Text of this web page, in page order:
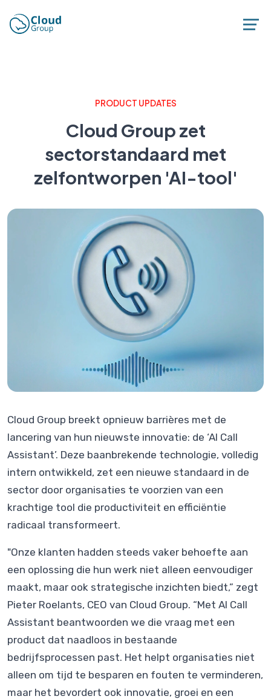
PRODUCT UPDATES
Cloud Group zet
sectorstandaard met
zelfontworpen 'AI-tool'
Cloud Group breekt opnieuw barrières met de
lancering van hun nieuwste innovatie: de ‘AI Call
Assistant’. Deze baanbrekende technologie, volledig
intern ontwikkeld, zet een nieuwe standaard in de
sector door organisaties te voorzien van een
krachtige tool die productiviteit en efficiëntie
radicaal transformeert.
"Onze klanten hadden steeds vaker behoefte aan
een oplossing die hun werk niet alleen eenvoudiger
maakt, maar ook strategische inzichten biedt,” zegt
Pieter Roelants, CEO van Cloud Group. “Met AI Call
Assistant beantwoorden we die vraag met een
product dat naadloos in bestaande
bedrijfsprocessen past. Het helpt organisaties niet
alleen om tijd te besparen en fouten te verminderen,
maar het bevordert ook innovatie, groei en een